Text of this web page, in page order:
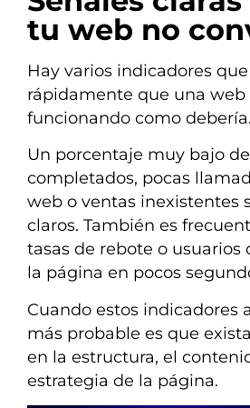
tu web no
Hay varios indicadores
rápidamente que una web
funcionando como debería.
Un porcentaje muy bajo
completados, pocas
web o ventas inexistentes
claros. También es
tasas de rebote o usuarios
la página en pocos
Cuando estos indicadores
más probable es que
en la estructura, el
estrategia de la página.